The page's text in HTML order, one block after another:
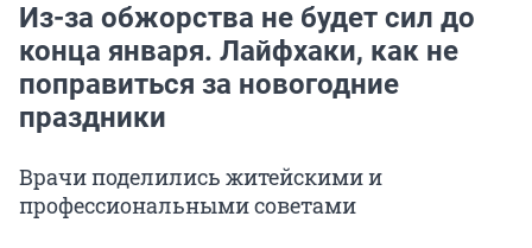
Из-за обжорства не будет сил до
конца января. Лайфхаки, как не
поправиться за новогодние
праздники
Врачи поделились житейскими и
профессиональными советами